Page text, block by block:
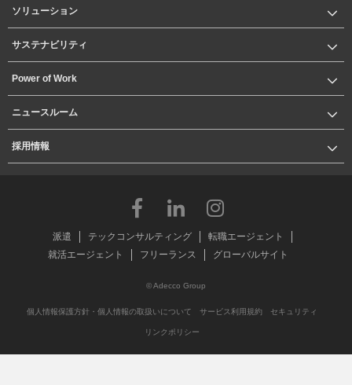
ソリューション
サステナビリティ
Power of Work
ニュースルーム
採用情報
派遣 テックコンサルティング
転職エージェント
就活エージェント
フリーランス グローバルサイト
© Adecco Group
個人情報保護方針・個人情報の取扱いについて サービス利用規約 セキュリティ
リンクポリシー